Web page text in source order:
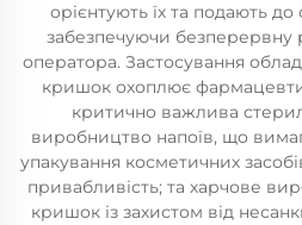
орієнтують їх та подають до
забезпечуючи безперервну
оператора. Застосування
кришок охоплює
критично важлива
виробництво напоїв, що
упакування косметичних
привабливість; та харчове
кришок із захистом від